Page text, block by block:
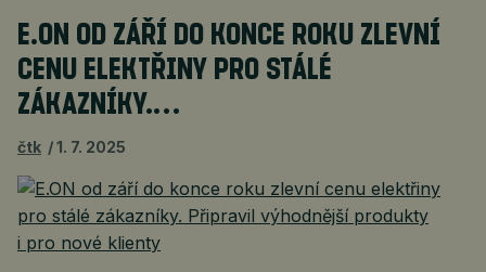
E.ON OD ZÁŘÍ DO KONCE ROKU ZLEVNÍ
CENU ELEKTŘINY PRO STÁLÉ
ZÁKAZNÍKY.…
čtk 1. 7. 2025